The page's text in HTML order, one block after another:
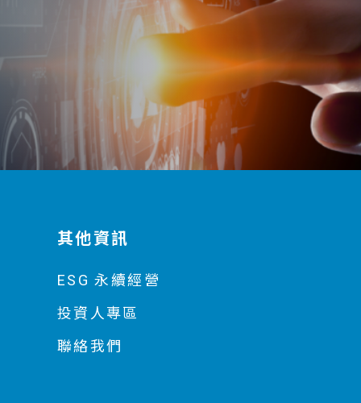
其他資訊
ESG 永續經營
投資人專區
聯絡我們